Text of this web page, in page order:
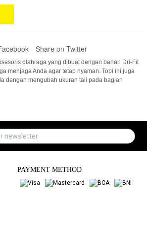
Share on Twitter
olahraga yang dibuat dengan bahan Dri-Fit
menjaga Anda agar tetap nyaman. Topi ini juga
dengan mengubah ukuran tali pada bagian
PAYMENT METHOD